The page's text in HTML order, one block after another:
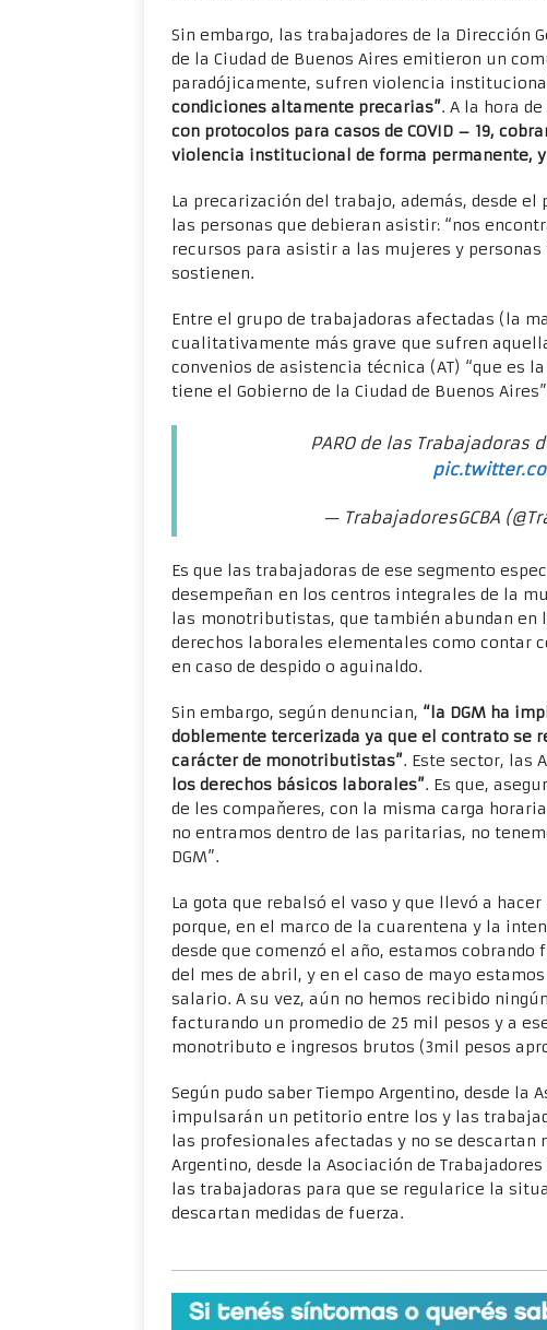
Sin embargo, las trabajadores de la Dirección
de la Ciudad de Buenos Aires emitieron un
paradójicamente, sufren violencia
condiciones altamente precarias”. A la hora
con protocolos para casos de COVID – 19,
violencia institucional de forma permanente,
La precarización del trabajo, además, desde
las personas que debieran asistir: “nos
recursos para asistir a las mujeres y
sostienen.
Entre el grupo de trabajadoras afectadas (la
cualitativamente más grave que sufren
convenios de asistencia técnica (AT) “que es
tiene el Gobierno de la Ciudad de Buenos
PARO de las Trabajadoras
— TrabajadoresGCBA
Es que las trabajadoras de ese segmento
desempeñan en los centros integrales de la
las monotributistas, que también abundan en
derechos laborales elementales como contar
en caso de despido o aguinaldo.
Sin embargo, según denuncian, “la DGM ha
doblemente tercerizada ya que el contrato se
carácter de monotributistas”. Este sector, las
los derechos básicos laborales”. Es que,
de les compaňeres, con la misma carga
no entramos dentro de las paritarias, no
DGM”.
La gota que rebalsó el vaso y que llevó a
porque, en el marco de la cuarentena y la
desde que comenzó el año, estamos
del mes de abril, y en el caso de mayo
salario. A su vez, aún no hemos recibido
facturando un promedio de 25 mil pesos y a
monotributo e ingresos brutos (3mil pesos
Según pudo saber Tiempo Argentino, desde la
impulsarán un petitorio entre los y las
las profesionales afectadas y no se descartan
Argentino, desde la Asociación de
las trabajadoras para que se regularice la
descartan medidas de fuerza.